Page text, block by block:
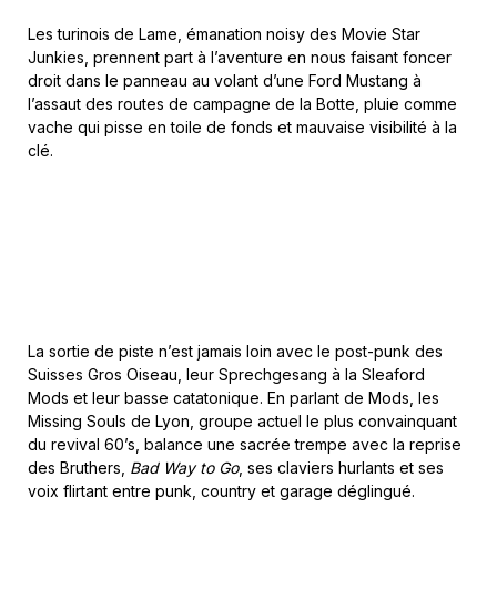
Les turinois de Lame, émanation noisy des Movie Star
Junkies, prennent part à l’aventure en nous faisant foncer
droit dans le panneau au volant d’une Ford Mustang à
l’assaut des routes de campagne de la Botte, pluie comme
vache qui pisse en toile de fonds et mauvaise visibilité à la
clé.
La sortie de piste n’est jamais loin avec le post-punk des
Suisses Gros Oiseau, leur Sprechgesang à la Sleaford
Mods et leur basse catatonique. En parlant de Mods, les
Missing Souls de Lyon, groupe actuel le plus convainquant
du revival 60’s, balance une sacrée trempe avec la reprise
des Bruthers, Bad Way to Go, ses claviers hurlants et ses
voix flirtant entre punk, country et garage déglingué.